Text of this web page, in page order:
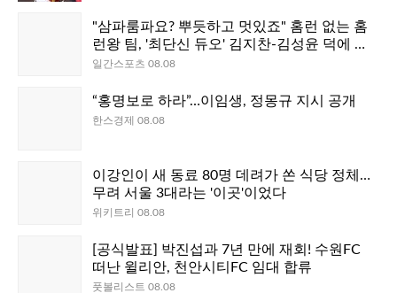
"삼파룸파요? 뿌듯하고 멋있죠" 홈런 없는 홈
런왕 팀, '최단신 듀오' 김지찬-김성윤 덕에 산
다 [IS 스타]
일간스포츠 08.08
“홍명보로 하라”…이임생, 정몽규 지시 공개
한스경제 08.08
이강인이 새 동료 80명 데려가 쏜 식당 정체…
무려 서울 3대라는 '이곳'이었다
위키트리 08.08
[공식발표] 박진섭과 7년 만에 재회! 수원FC
떠난 윌리안, 천안시티FC 임대 합류
풋볼리스트 08.08